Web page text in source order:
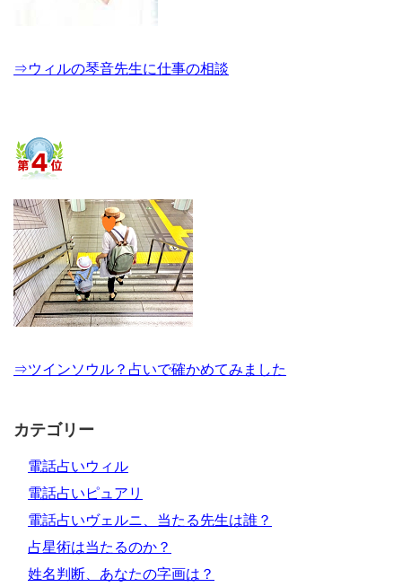
⇒ウィルの琴音先生に仕事の相談
⇒ツインソウル？占いで確かめてみました
カテゴリー
電話占いウィル
電話占いピュアリ
電話占いヴェルニ、当たる先生は誰？
占星術は当たるのか？
姓名判断、あなたの字画は？